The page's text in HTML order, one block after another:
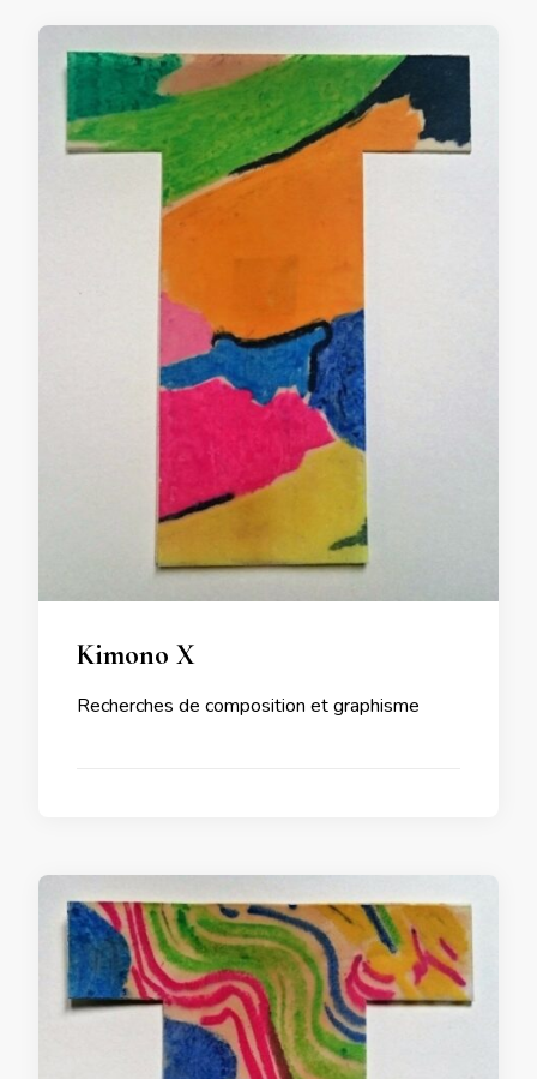
Kimono X
Recherches de composition et graphisme